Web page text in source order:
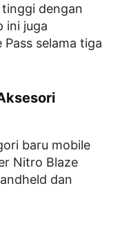
dengan
ini juga
selama tiga
baru mobile
Nitro Blaze
dan